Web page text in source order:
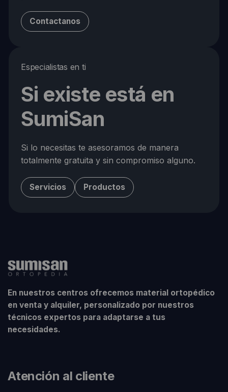
Contactanos
Especialistas en ti
Si existe está en
SumiSan
Si lo necesitas te asesoramos de manera
totalmente gratuita y sin compromiso alguno.
Servicios Productos
En nuestros centros ofrecemos material ortopédico
en venta y alquiler, personalizado por nuestros
técnicos expertos para adaptarse a tus
necesidades.
Atención al cliente